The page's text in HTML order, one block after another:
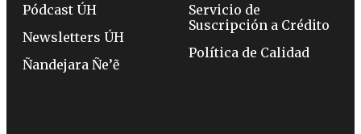
Pódcast ÚH
Newsletters ÚH
Ñandejara Ñe’ẽ
Servicio de
Suscripción a Crédito
Política de Calidad